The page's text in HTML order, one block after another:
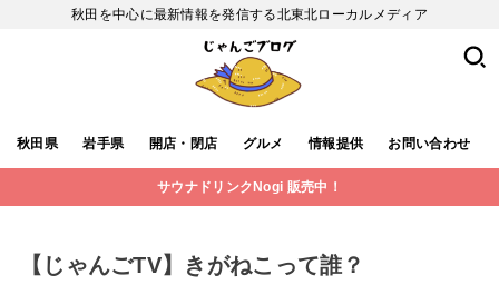
秋田を中心に最新情報を発信する北東北ローカルメディア
秋田県 岩手県 開店・閉店 グルメ 情報提供 お問い合わせ
サウナドリンクNogi 販売中！
【じゃんごTV】きがねこって誰？